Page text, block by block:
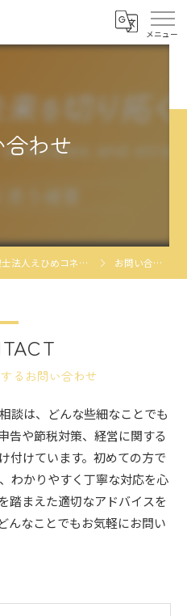
合わせ
愛媛県松山市の税理士なら税理士法人えひめコネクト お問い合わせ
るお問い合わせ
談は、どんな些細なことでも
告や節税対策、経営に関する
付けています。初めての方で
わかりやすく丁寧な対応を心
踏まえた適切なアドバイスを
んなことでもお気軽にお問い